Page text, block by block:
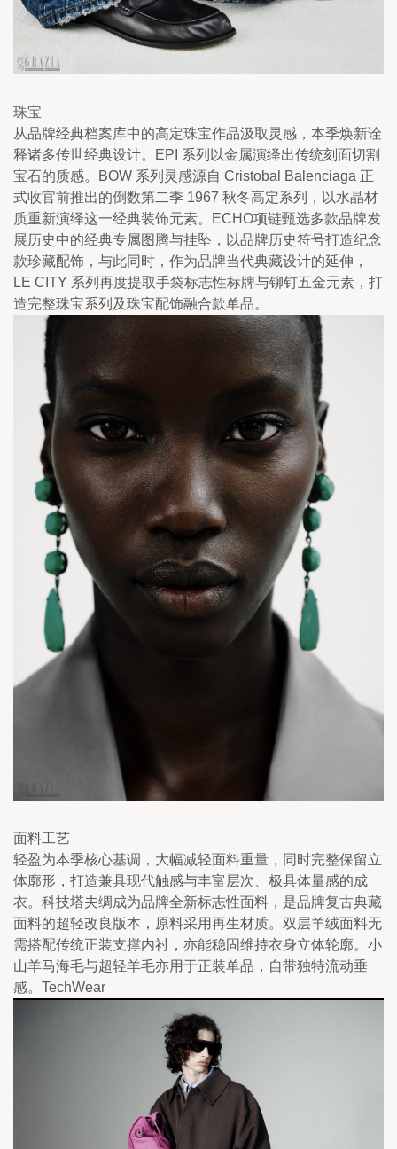
珠宝
从品牌经典档案库中的高定珠宝作品汲取灵感，本季焕新诠
释诸多传世经典设计。EPI 系列以金属演绎出传统刻面切割
宝石的质感。BOW 系列灵感源自 Cristobal Balenciaga 正
式收官前推出的倒数第二季 1967 秋冬高定系列，以水晶材
质重新演绎这一经典装饰元素。ECHO项链甄选多款品牌发
展历史中的经典专属图腾与挂坠，以品牌历史符号打造纪念
款珍藏配饰，与此同时，作为品牌当代典藏设计的延伸，
LE CITY 系列再度提取手袋标志性标牌与铆钉五金元素，打
造完整珠宝系列及珠宝配饰融合款单品。
面料工艺
轻盈为本季核心基调，大幅减轻面料重量，同时完整保留立
体廓形，打造兼具现代触感与丰富层次、极具体量感的成
衣。科技塔夫绸成为品牌全新标志性面料，是品牌复古典藏
面料的超轻改良版本，原料采用再生材质。双层羊绒面料无
需搭配传统正装支撑内衬，亦能稳固维持衣身立体轮廓。小
山羊马海毛与超轻羊毛亦用于正装单品，自带独特流动垂
感。TechWear